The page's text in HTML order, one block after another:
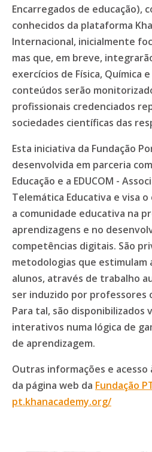
Encarregados de educação),
conhecidos da plataforma
Internacional, inicialmente
mas que, em breve,
exercícios de Física, Química
conteúdos serão
profissionais credenciados
sociedades científicas das
Esta iniciativa da Fundação
desenvolvida em parceria
Educação e a EDUCOM -
Telemática Educativa e visa
a comunidade educativa na
aprendizagens e no
competências digitais. São
metodologias que estimulam
alunos, através de trabalho
ser induzido por professores
Para tal, são disponibilizados
interativos numa lógica de
de aprendizagem.
Outras informações e
da página web da Fundação
pt.khanacademy.org/